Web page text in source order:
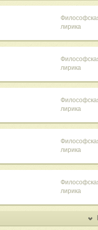
лирика
лирика
лирика
лирика
лирика